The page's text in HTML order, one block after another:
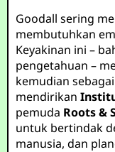
Goodall sering
membutuhkan
Keyakinan ini –
pengetahuan –
kemudian
mendirikan
pemuda Roots &
untuk bertindak
manusia, dan